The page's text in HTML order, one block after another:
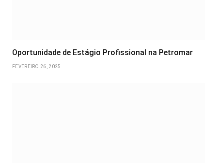
Oportunidade de Estágio Profissional na Petromar
FEVEREIRO 26, 2025